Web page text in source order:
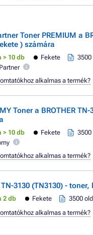
Toner PREMIUM a
) számára
> 10 db Fekete 3500
alkalmas a termék?
Toner a BROTHER
> 10 db Fekete 3500
alkalmas a termék?
3130 (TN3130) -
2 db Fekete 3500
alkalmas a termék?